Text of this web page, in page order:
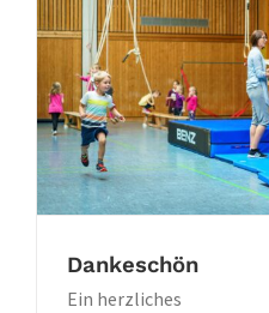
Dankeschön
Ein herzliches